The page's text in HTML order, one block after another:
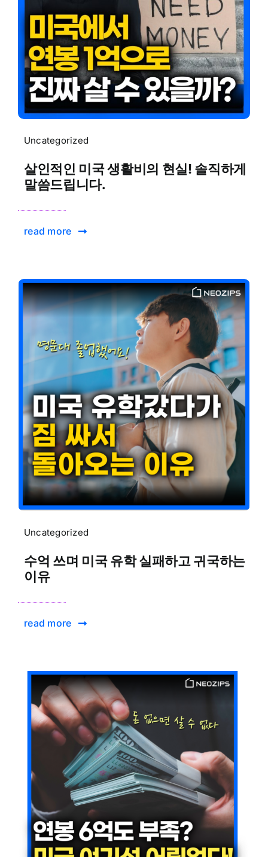
Uncategorized
살인적인 미국 생활비의 현실! 솔직하게
말씀드립니다.
read more
Uncategorized
수억 쓰며 미국 유학 실패하고 귀국하는
이유
read more